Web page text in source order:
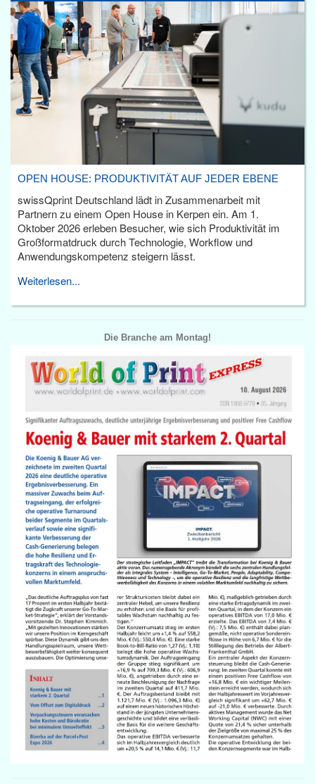
OPEN HOUSE: PRODUKTIVITÄT AUF JEDER EBENE
swissQprint Deutschland lädt in Zusammenarbeit mit
Partnern zu einem Open House in Kerpen ein. Am 1.
Oktober 2026 erleben Besucher, wie sich Produktivität im
Großformatdruck durch Technologie, Workflow und
Anwendungskompetenz steigern lässt.
Weiterlesen...
Die Branche am Montag!